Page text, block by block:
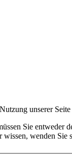
unserer
Sie entweder
wenden Sie